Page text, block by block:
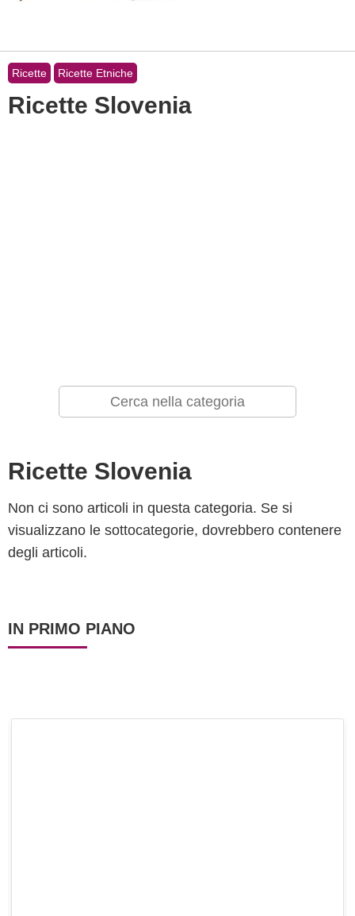
Ricette Ricette Etniche
Ricette Slovenia
Ricette Slovenia
Non ci sono articoli in questa categoria. Se si
visualizzano le sottocategorie, dovrebbero contenere
degli articoli.
IN PRIMO PIANO